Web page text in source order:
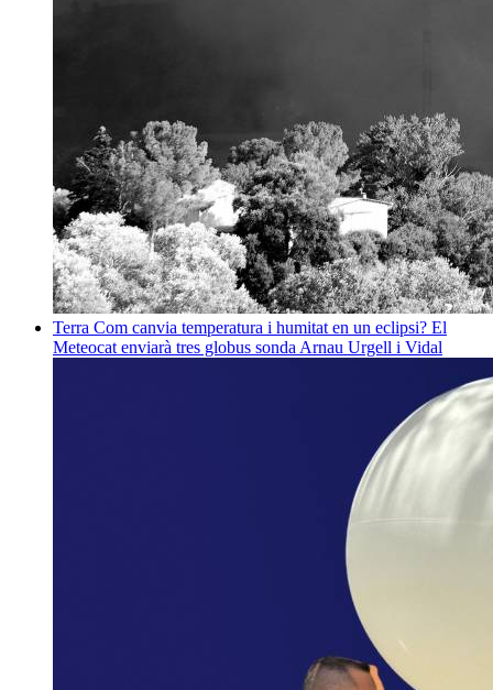
Terra Com canvia temperatura i humitat en un eclipsi? El
Meteocat enviarà tres globus sonda Arnau Urgell i Vidal